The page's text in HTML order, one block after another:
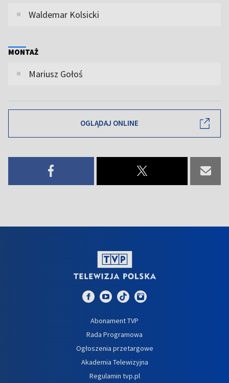
Waldemar Kolsicki
MONTAŻ
Mariusz Gołoś
OGLĄDAJ ONLINE
Abonament TVP
Rada Programowa
Ogłoszenia przetargowe
Akademia Telewizyjna
Regulamin tvp.pl